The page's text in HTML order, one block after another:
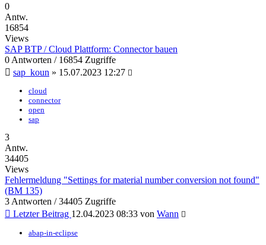
0
Antw.
16854
Views
SAP BTP / Cloud Plattform: Connector bauen
0 Antworten / 16854 Zugriffe
sap_koun » 15.07.2023 12:27
cloud
connector
open
sap
3
Antw.
34405
Views
Fehlermeldung "Settings for material number conversion not found"
(BM 135)
3 Antworten / 34405 Zugriffe
Letzter Beitrag 12.04.2023 08:33 von Wann
abap-in-eclipse